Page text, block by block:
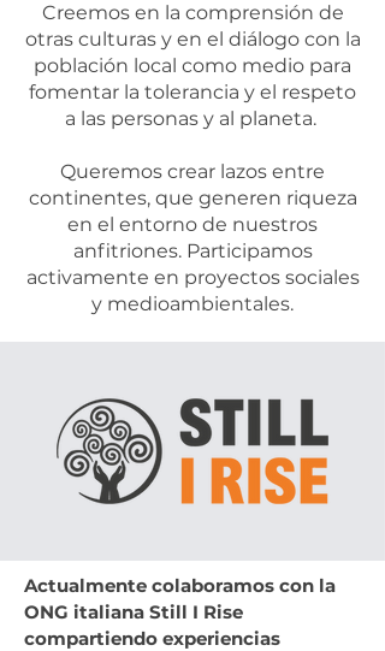
Creemos en la comprensión de
otras culturas y en el diálogo con la
población local como medio para
fomentar la tolerancia y el respeto
a las personas y al planeta.
Queremos crear lazos entre
continentes, que generen riqueza
en el entorno de nuestros
anfitriones. Participamos
activamente en proyectos sociales
y medioambientales.
Actualmente colaboramos con la
ONG italiana Still I Rise
compartiendo experiencias